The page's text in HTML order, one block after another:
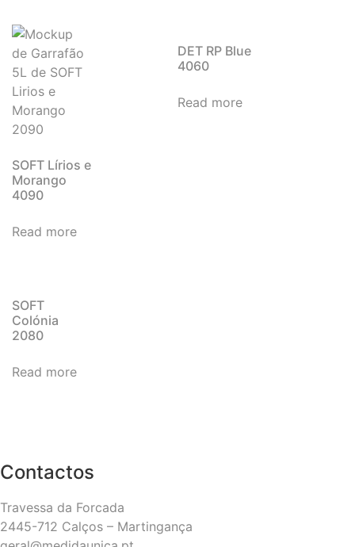
SOFT Lírios e
Morango
4090
Read more
DET RP Blue
4060
Read more
SOFT
Colónia
2080
Read more
Contactos
Travessa da Forcada
2445-712 Calços – Martingança